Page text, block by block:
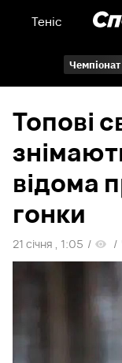
Теніс
Топові
відома
гонки
21 січня , 1:05 / /